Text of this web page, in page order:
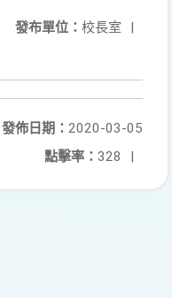
發布單位： 校長室 |
發佈日期： 2020-03-05
點擊率： 328 |